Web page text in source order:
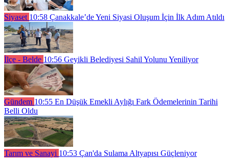
Siyaset 10:58 Çanakkale’de Yeni Siyasi Oluşum İçin İlk Adım Atıldı
İlçe - Belde 10:56 Geyikli Belediyesi Sahil Yolunu Yeniliyor
Gündem 10:55 En Düşük Emekli Aylığı Fark Ödemelerinin Tarihi
Belli Oldu
Tarım ve Sanayi 10:53 Çan'da Sulama Altyapısı Güçleniyor